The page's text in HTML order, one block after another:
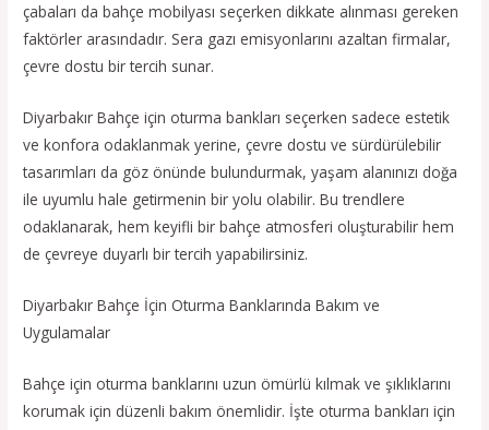
çabaları da bahçe mobilyası seçerken dikkate alınması gereken
faktörler arasındadır. Sera gazı emisyonlarını azaltan firmalar,
çevre dostu bir tercih sunar.
Diyarbakır Bahçe için oturma bankları seçerken sadece estetik
ve konfora odaklanmak yerine, çevre dostu ve sürdürülebilir
tasarımları da göz önünde bulundurmak, yaşam alanınızı doğa
ile uyumlu hale getirmenin bir yolu olabilir. Bu trendlere
odaklanarak, hem keyifli bir bahçe atmosferi oluşturabilir hem
de çevreye duyarlı bir tercih yapabilirsiniz.
Diyarbakır Bahçe İçin Oturma Banklarında Bakım ve
Uygulamalar
Bahçe için oturma banklarını uzun ömürlü kılmak ve şıklıklarını
korumak için düzenli bakım önemlidir. İşte oturma bankları için